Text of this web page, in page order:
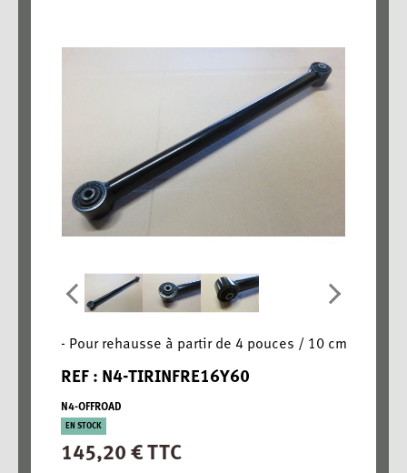
- Pour rehausse à partir de 4 pouces / 10 cm
REF : N4-TIRINFRE16Y60
N4-OFFROAD
EN STOCK
145,20 € TTC